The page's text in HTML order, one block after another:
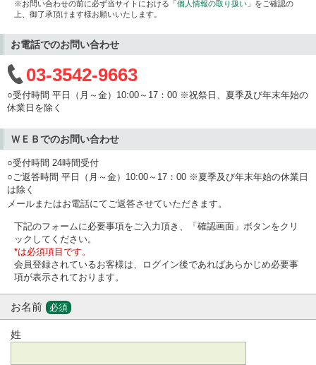
※お問い合わせの前に必ず当サイトにおける「個人情報の取り扱い 」をご確認の
上、御了承頂けます様お願いいたします。
お電話でのお問い合わせ
03-3542-9663
○受付時間 平日（月～金）10:00～17：00 ※祝祭日、夏季及び年末年始の
休業日を除く
ＷＥＢでのお問い合わせ
○受付時間 24時間受付
○ご返答時間 平日（月～金）10:00～17：00 ※夏季及び年末年始の休業日
は除く
メールまたはお電話にてご返答させていただきます。
下記のフォームに必要事項をご入力頂き、「確認画面」ボタンをクリ
ックしてください。
*は必須項目です。
会員登録されているお客様は、ログイン後であればあらかじめ必要事
項が表示されております。
お名前 必須
姓